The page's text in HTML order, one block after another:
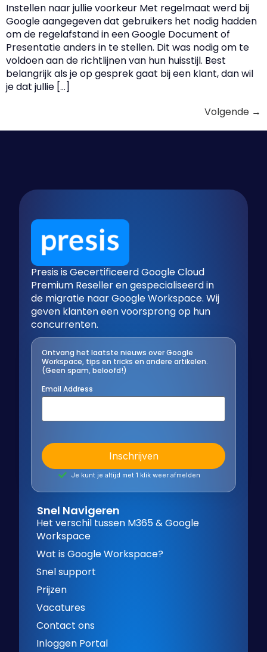
Instellen naar jullie voorkeur Met regelmaat werd bij
Google aangegeven dat gebruikers het nodig hadden
om de regelafstand in een Google Document of
Presentatie anders in te stellen. Dit was nodig om te
voldoen aan de richtlijnen van hun huisstijl. Best
belangrijk als je op gesprek gaat bij een klant, dan wil
je dat jullie […]
Volgende →
Presis is Gecertificeerd Google Cloud
Premium Reseller en gespecialiseerd in
de migratie naar Google Workspace. Wij
geven klanten een voorsprong op hun
concurrenten.
Ontvang het laatste nieuws over Google
Workspace, tips en tricks en andere artikelen.
(Geen spam, beloofd!)
Email Address
Je kunt je altijd met 1 klik weer afmelden
Snel Navigeren
Het verschil tussen M365 & Google
Workspace
Wat is Google Workspace?
Snel support
Prijzen
Vacatures
Contact ons
Inloggen Portal